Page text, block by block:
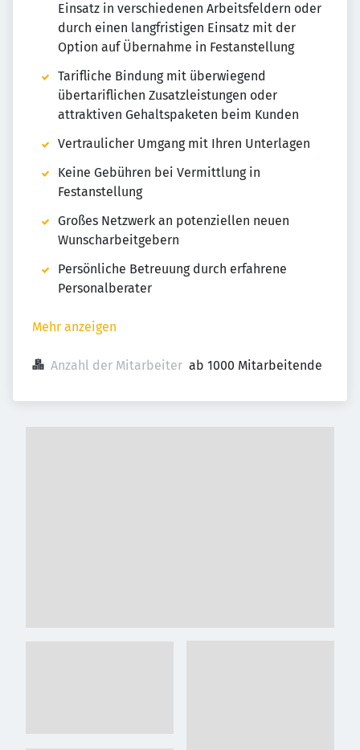
Einsatz in verschiedenen Arbeitsfeldern oder
durch einen langfristigen Einsatz mit der
Option auf Übernahme in Festanstellung
Tarifliche Bindung mit überwiegend
übertariflichen Zusatzleistungen oder
attraktiven Gehaltspaketen beim Kunden
Vertraulicher Umgang mit Ihren Unterlagen
Keine Gebühren bei Vermittlung in
Festanstellung
Großes Netzwerk an potenziellen neuen
Wunscharbeitgebern
Persönliche Betreuung durch erfahrene
Personalberater
Mehr anzeigen
Anzahl der Mitarbeiter ab 1000 Mitarbeitende